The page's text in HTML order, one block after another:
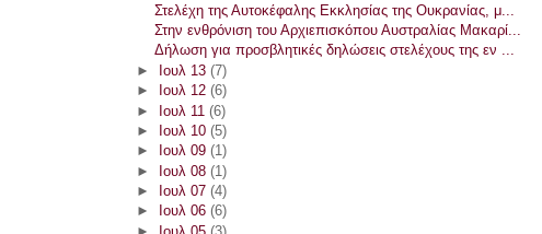
Στελέχη της Αυτοκέφαλης Εκκλησίας της Ουκρανίας, μ...
Στην ενθρόνιση του Αρχιεπισκόπου Αυστραλίας Μακαρί...
Δήλωση για προσβλητικές δηλώσεις στελέχους της εν ...
►
Ιουλ 13 (7)
►
Ιουλ 12 (6)
► Ιουλ 11 (6)
►
Ιουλ 10 (5)
►
Ιουλ 09 (1)
► Ιουλ 08 (1)
►
Ιουλ 07 (4)
►
Ιουλ 06 (6)